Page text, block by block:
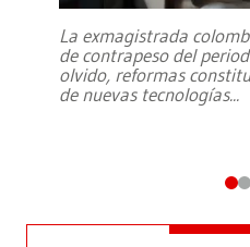
La exmagistrada
de contrapeso del
olvido, reformas
de nuevas tecnologías...